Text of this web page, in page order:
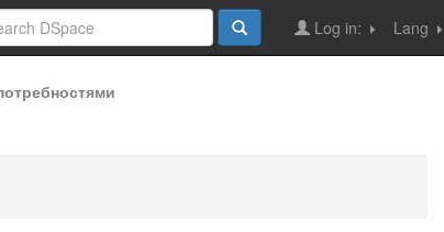
Lang
Log in: